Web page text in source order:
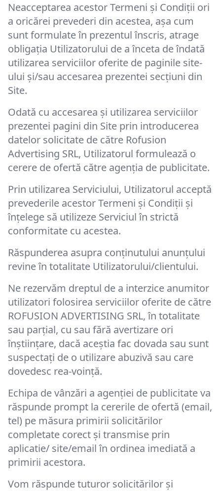
Neacceptarea acestor Termeni și Condiții ori
a oricărei prevederi din acestea, așa cum
sunt formulate în prezentul înscris, atrage
obligația Utilizatorului de a înceta de îndată
utilizarea serviciilor oferite de paginile site-
ului și/sau accesarea prezentei secțiuni din
Site.
Odată cu accesarea și utilizarea serviciilor
prezentei pagini din Site prin introducerea
datelor solicitate de către Rofusion
Advertising SRL, Utilizatorul formulează o
cerere de ofertă către agenția de publicitate.
Prin utilizarea Serviciului, Utilizatorul acceptă
prevederile acestor Termeni și Condiții și
înțelege să utilizeze Serviciul în strictă
conformitate cu acestea.
Răspunderea asupra conținutului anunțului
revine în totalitate Utilizatorului/clientului.
Ne rezervăm dreptul de a interzice anumitor
utilizatori folosirea serviciilor oferite de către
ROFUSION ADVERTISING SRL, în totalitate
sau parțial, cu sau fără avertizare ori
înștiințare, dacă aceștia fac dovada sau sunt
suspectați de o utilizare abuzivă sau care
dovedesc rea-voință.
Echipa de vânzări a agenției de publicitate va
răspunde prompt la cererile de ofertă (email,
tel) pe măsura primirii solicitărilor
completate corect și transmise prin
aplicatie/ site/email în ordinea imediată a
primirii acestora.
Vom răspunde tuturor solicitărilor și